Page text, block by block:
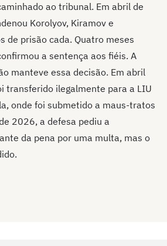
ao tribunal. Em abril de
Korolyov, Kiramov e
de prisão cada. Quatro meses
a sentença aos fiéis. A
manteve essa decisão. Em abril
transferido ilegalmente para a LIU
onde foi submetido a maus-tratos
2026, a defesa pediu a
da pena por uma multa, mas o